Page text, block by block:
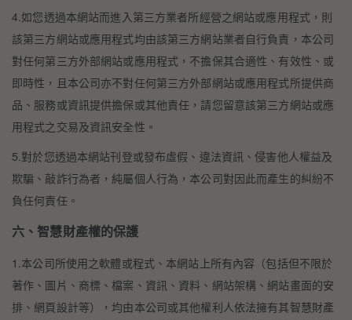
4.如您透過本網站而進入第三方業者所經營之網站或應用程式，則
該第三方網站或應用程式均由該第三方網站業者自行負責，本公司
對任何第三方外部網站或應用程式，不擔保其合適性、有效性、或
即時性，且本公司亦不對任何第三方外部網站或應用程式所提供商
品、服務或資訊提供擔保或其他責任，請您留意該第三方網站或應
用程式之交易及資訊安全性。
5.對於您透過本網站刊登或發布虛假、違法資訊、侵害他人權益及
欺騙、敲詐行為者，純屬個人行為，本公司對因此而產生的糾紛不
負任何責任。
六、智慧財產權的保護
1.本公司所使用之軟體或程式、本網站上所有內容（包括但不限於
著作、圖片、商標、檔案、資訊、資料、網站架構、網站畫面的安
排、網頁設計等），均由本公司或其他權利人依法擁有其智慧財產